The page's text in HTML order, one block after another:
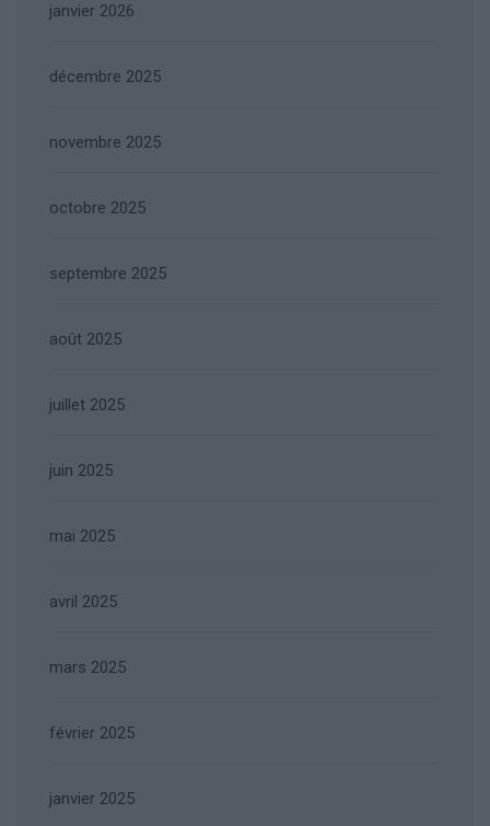
janvier 2026
décembre 2025
novembre 2025
octobre 2025
septembre 2025
août 2025
juillet 2025
juin 2025
mai 2025
avril 2025
mars 2025
février 2025
janvier 2025